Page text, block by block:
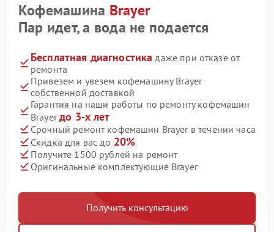
Кофемашина Brayer
Пар идет, а вода не подается
Бесплатная диагностика даже при отказе от
ремонта
Привезем и увезем кофемашину Brayer
собственной доставкой
Гарантия на наши работы по ремонту кофемашин
Brayerдо 3-х лет
Срочный ремонт кофемашин Brayer в течении часа
Скидка для вас до 20%
Получите 1500 рублей на ремонт
Оригинальные комплектующие Brayer
Получить консультацию